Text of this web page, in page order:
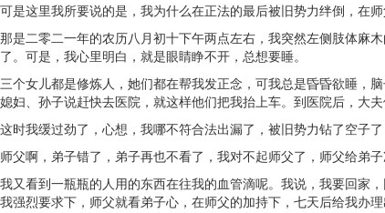
可是这里我所要说的是，我为什么在正法的最后被旧势力绊倒，在
那是二零二一年的农历八月初十下午两点左右，我突然左侧肢体麻
了。可是，我心里明白，就是眼睛睁不开，总想要睡。
三个女儿都是修炼人，她们都在帮我发正念，可我总是昏昏欲睡，
媳妇、孙子说赶快去医院，就这样他们把我抬上车。到医院后，大
这时我缓过劲了，心想，我哪不符合法出漏了，被旧势力钻了空子
师父啊，弟子错了，弟子再也不看了，我对不起师父了，师父给弟
我又看到一瓶瓶的人用的东西在往我的血管滴呢。我说，我要回家
我强烈要求下，师父就看弟子心，在师父的加持下，七天后给我办理